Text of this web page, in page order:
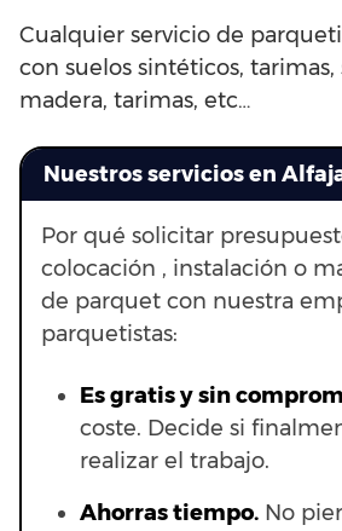
Cualquier servicio de
con suelos sintéticos, tarimas,
madera, tarimas, etc…
Nuestros servicios en
Por qué solicitar
colocación , instalación o
de parquet con nuestra
parquetistas:
Es gratis y sin
coste. Decide si
realizar el trabajo.
Ahorras tiempo. No